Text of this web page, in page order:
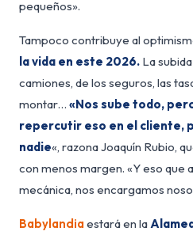
pequeños».
Tampoco contribuye al
la vida en este 2026. La
camiones, de los seguros, las
montar… «Nos sube todo,
repercutir eso en el cliente,
nadie«, razona Joaquín Rubio,
con menos margen. «Y eso que
mecánica, nos encargamos
Babylandia estará en la